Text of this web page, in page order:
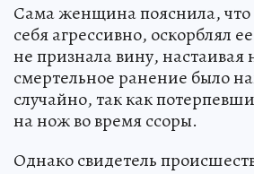
Сама женщина пояснила, что
себя агрессивно, оскорблял
не признала вину, настаивая
смертельное ранение было
случайно, так как
на нож во время ссоры.
Однако свидетель